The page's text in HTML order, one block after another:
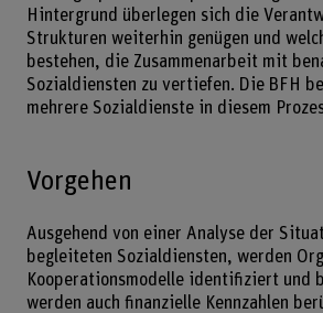
Hintergrund überlegen sich die
Strukturen weiterhin genügen und
bestehen, die Zusammenarbeit mit
Sozialdiensten zu vertiefen. Die BFH
mehrere Sozialdienste in diesem
Vorgehen
Ausgehend von einer Analyse der
begleiteten Sozialdiensten, werden
Kooperationsmodelle identifiziert und
werden auch finanzielle Kennzahlen